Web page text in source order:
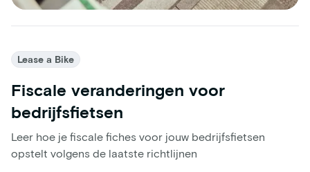
Lease a Bike
Fiscale veranderingen voor
bedrijfsfietsen
Leer hoe je fiscale fiches voor jouw bedrijfsfietsen
opstelt volgens de laatste richtlijnen